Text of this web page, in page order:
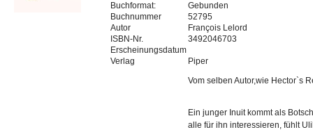
Buchformat:
Gebunden
Buchnummer
52795
Autor
François Lelord
ISBN-Nr.
3492046703
Erscheinungsdatum
Verlag
Piper
Vom selben Autor,wie Hector`s
Ein junger Inuit kommt als
alle für ihn interessieren, fühlt